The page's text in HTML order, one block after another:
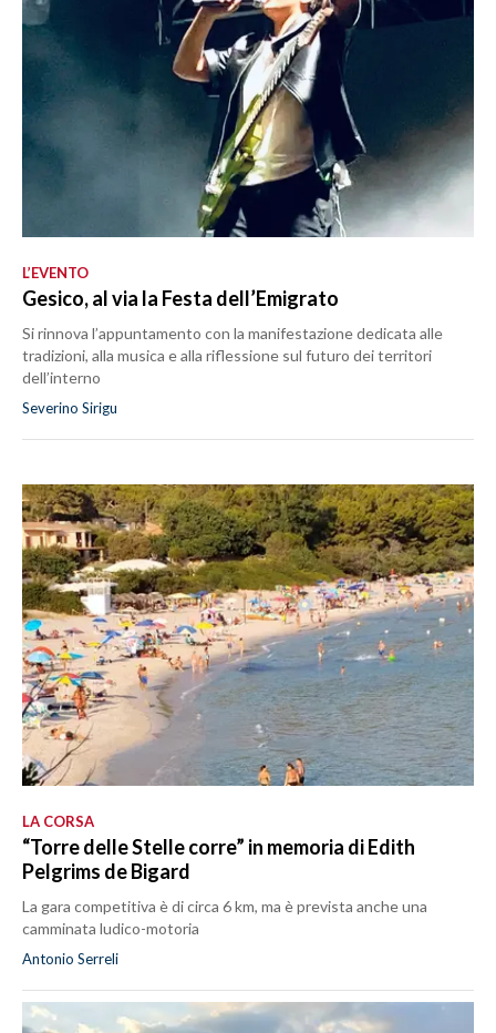
L’EVENTO
Gesico, al via la Festa dell’Emigrato
Si rinnova l’appuntamento con la manifestazione dedicata alle
tradizioni, alla musica e alla riflessione sul futuro dei territori
dell’interno
Severino Sirigu
LA CORSA
“Torre delle Stelle corre” in memoria di Edith
Pelgrims de Bigard
La gara competitiva è di circa 6 km, ma è prevista anche una
camminata ludico-motoria
Antonio Serreli